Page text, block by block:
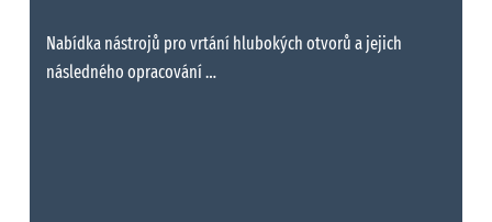
Nabídka nástrojů pro vrtání hlubokých otvorů a jejich
následného opracování …